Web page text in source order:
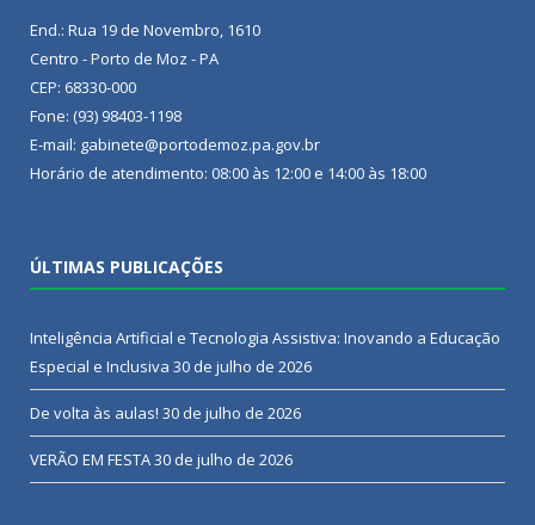
End.: Rua 19 de Novembro, 1610
Centro - Porto de Moz - PA
CEP: 68330-000
Fone: (93) 98403-1198
E-mail: gabinete@portodemoz.pa.gov.br
Horário de atendimento: 08:00 às 12:00 e 14:00 às 18:00
ÚLTIMAS PUBLICAÇÕES
Inteligência Artificial e Tecnologia Assistiva: Inovando a Educação
Especial e Inclusiva 30 de julho de 2026
De volta às aulas! 30 de julho de 2026
VERÃO EM FESTA30 de julho de 2026